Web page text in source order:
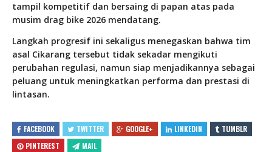
tampil kompetitif dan bersaing di papan atas pada
musim drag bike 2026 mendatang.
Langkah progresif ini sekaligus menegaskan bahwa tim
asal Cikarang tersebut tidak sekadar mengikuti
perubahan regulasi, namun siap menjadikannya sebagai
peluang untuk meningkatkan performa dan prestasi di
lintasan.
FACEBOOK TWITTER GOOGLE+ LINKEDIN
TUMBLR
PINTEREST
MAIL